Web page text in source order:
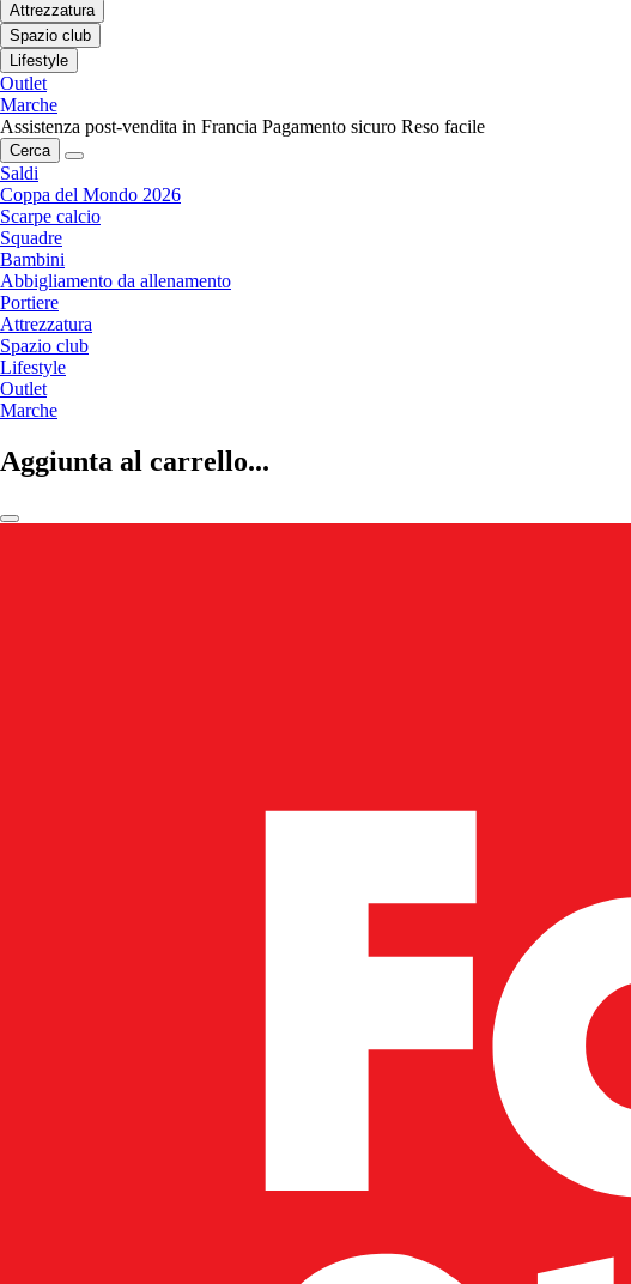
Attrezzatura
Spazio club
Lifestyle
Outlet
Marche
Assistenza post-vendita in Francia Pagamento sicuro Reso facile
Cerca
Saldi
Coppa del Mondo 2026
Scarpe calcio
Squadre
Bambini
Abbigliamento da allenamento
Portiere
Attrezzatura
Spazio club
Lifestyle
Outlet
Marche
Aggiunta al carrello...